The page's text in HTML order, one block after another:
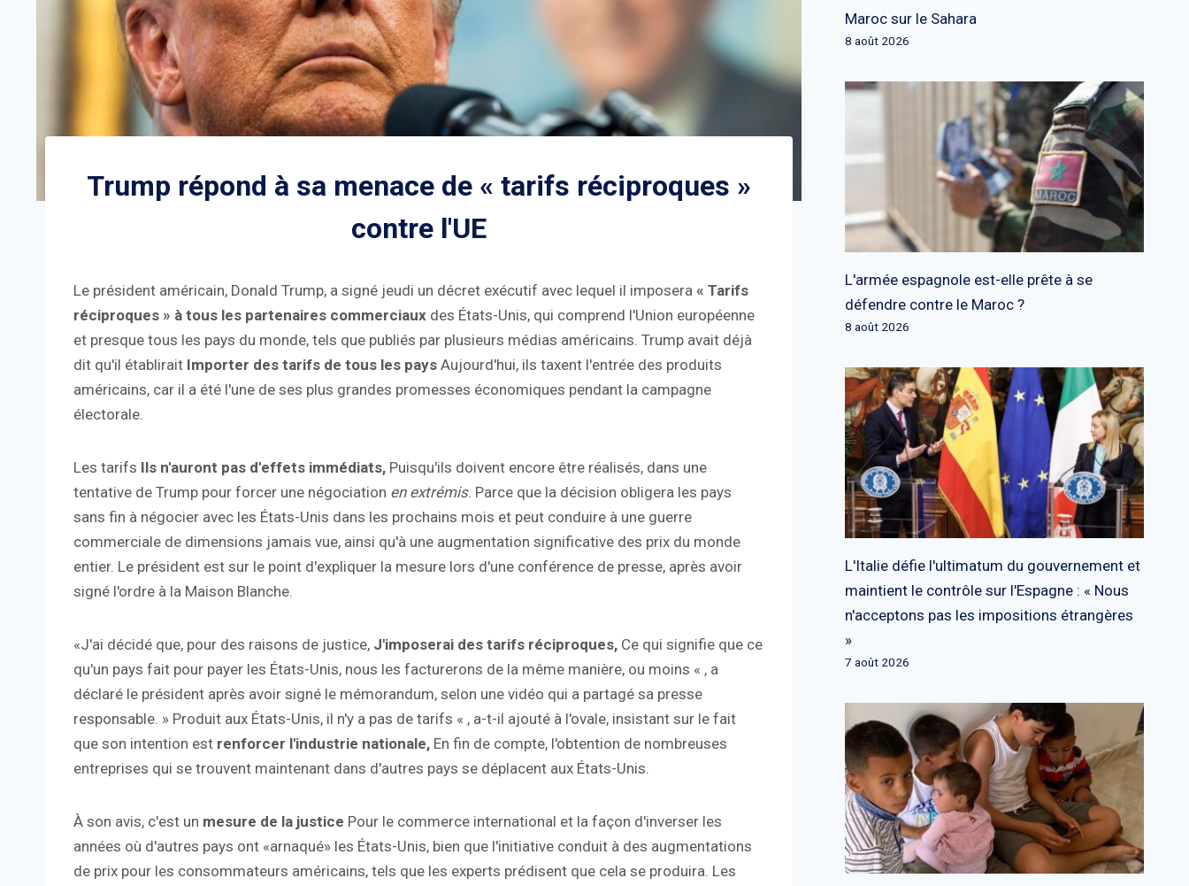
Trump répond à sa menace de « tarifs réciproques »
contre l'UE
Le président américain, Donald Trump, a signé jeudi un décret exécutif avec lequel il imposera « Tarifs
réciproques » à tous les partenaires commerciaux des États-Unis, qui comprend l'Union européenne
et presque tous les pays du monde, tels que publiés par plusieurs médias américains. Trump avait déjà
dit qu'il établirait Importer des tarifs de tous les pays Aujourd'hui, ils taxent l'entrée des produits
américains, car il a été l'une de ses plus grandes promesses économiques pendant la campagne
électorale.
Les tarifs Ils n'auront pas d'effets immédiats, Puisqu'ils doivent encore être réalisés, dans une
tentative de Trump pour forcer une négociation en extrémis. Parce que la décision obligera les pays
sans fin à négocier avec les États-Unis dans les prochains mois et peut conduire à une guerre
commerciale de dimensions jamais vue, ainsi qu'à une augmentation significative des prix du monde
entier. Le président est sur le point d'expliquer la mesure lors d'une conférence de presse, après avoir
signé l'ordre à la Maison Blanche.
«J'ai décidé que, pour des raisons de justice, J'imposerai des tarifs réciproques, Ce qui signifie que ce
qu'un pays fait pour payer les États-Unis, nous les facturerons de la même manière, ou moins « , a
déclaré le président après avoir signé le mémorandum, selon une vidéo qui a partagé sa presse
responsable. » Produit aux États-Unis, il n'y a pas de tarifs « , a-t-il ajouté à l'ovale, insistant sur le fait
que son intention est renforcer l'industrie nationale, En fin de compte, l'obtention de nombreuses
entreprises qui se trouvent maintenant dans d'autres pays se déplacent aux États-Unis.
À son avis, c'est un mesure de la justice Pour le commerce international et la façon d'inverser les
années où d'autres pays ont «arnaqué» les États-Unis, bien que l'initiative conduit à des augmentations
de prix pour les consommateurs américains, tels que les experts prédisent que cela se produira. Les
Maroc sur le Sahara
8 août 2026
L'armée espagnole est-elle prête à se
défendre contre le Maroc ?
8 août 2026
L'Italie défie l'ultimatum du gouvernement et
maintient le contrôle sur l'Espagne : « Nous
n'acceptons pas les impositions étrangères
»
7 août 2026